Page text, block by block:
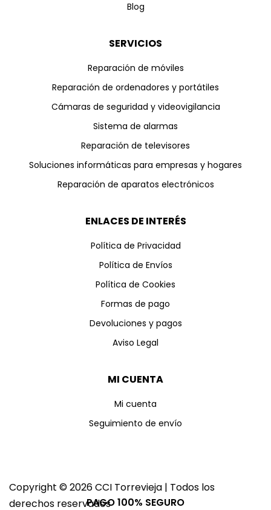
Blog
SERVICIOS
Reparación de móviles
Reparación de ordenadores y portátiles
Cámaras de seguridad y videovigilancia
Sistema de alarmas
Reparación de televisores
Soluciones informáticas para empresas y hogares
Reparación de aparatos electrónicos
ENLACES DE INTERÉS
Política de Privacidad
Política de Envíos
Política de Cookies
Formas de pago
Devoluciones y pagos
Aviso Legal
MI CUENTA
Mi cuenta
Seguimiento de envío
Copyright © 2026 CCI Torrevieja | Todos los
derechos reservadosPAGO 100% SEGURO